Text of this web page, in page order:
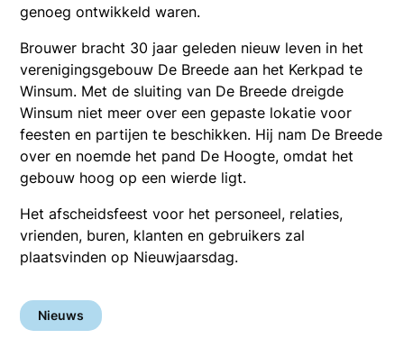
genoeg ontwikkeld waren.
Brouwer bracht 30 jaar geleden nieuw leven in het
verenigingsgebouw De Breede aan het Kerkpad te
Winsum. Met de sluiting van De Breede dreigde
Winsum niet meer over een gepaste lokatie voor
feesten en partijen te beschikken. Hij nam De Breede
over en noemde het pand De Hoogte, omdat het
gebouw hoog op een wierde ligt.
Het afscheidsfeest voor het personeel, relaties,
vrienden, buren, klanten en gebruikers zal
plaatsvinden op Nieuwjaarsdag.
Nieuws